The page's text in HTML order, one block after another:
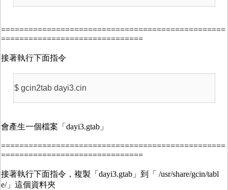
=================================================
===============================
接著執行下面指令
$ gcin2tab dayi3.cin
會產生一個檔案「dayi3.gtab」
=================================================
===============================
接著執行下面指令，複製「dayi3.gtab」到「 /usr/share/gcin/tabl
e/」這個資料夾